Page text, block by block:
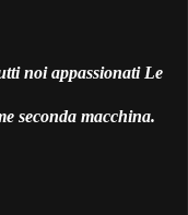
noi appassionati Le
seconda macchina.